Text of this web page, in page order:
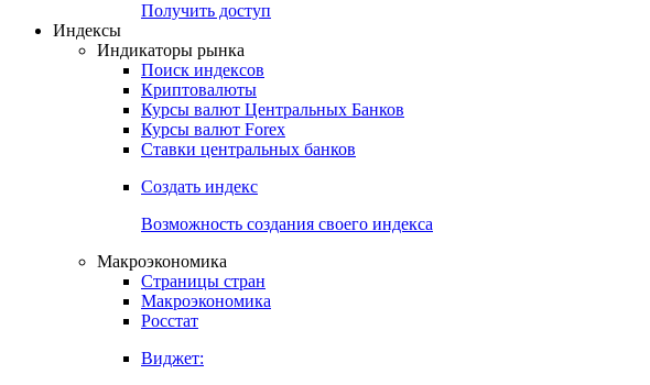
Получить доступ
Индексы
Индикаторы рынка
Поиск индексов
Криптовалюты
Курсы валют Центральных Банков
Курсы валют Forex
Ставки центральных банков
Создать индекс
Возможность создания своего индекса
Макроэкономика
Страницы стран
Макроэкономика
Росстат
Виджет: